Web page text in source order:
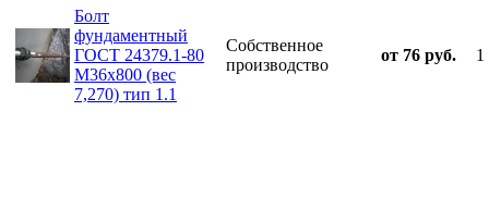
Болт
фундаментный
ГОСТ 24379.1-80
М36х800 (вес
7,270) тип 1.1
Собственное
производство
от 76 руб. 1